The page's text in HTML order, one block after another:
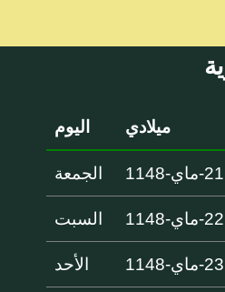
ميلادي اليوم
21-ماي-1148 الجمعة
22-ماي-1148 السبت
23-ماي-1148 الأحد